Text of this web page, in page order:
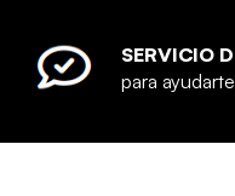
SERVICIO
para ayudarte